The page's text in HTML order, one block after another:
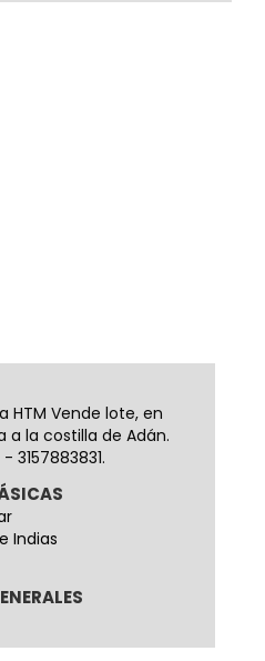
HTM Vende lote, en
la costilla de Adán.
3157883831.
Indias